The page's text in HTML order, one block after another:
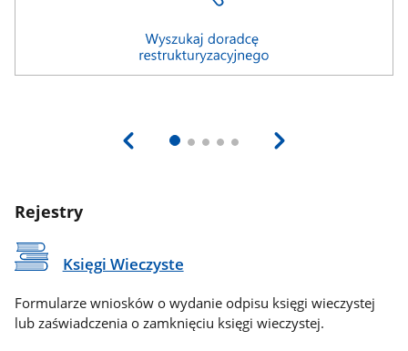
Rejestry
Księgi Wieczyste
Formularze wniosków o wydanie odpisu księgi wieczystej
lub zaświadczenia o zamknięciu księgi wieczystej.